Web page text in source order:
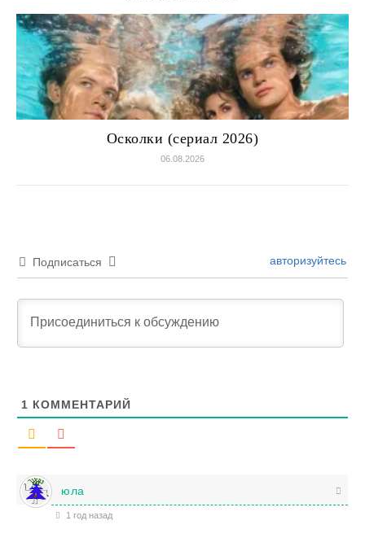
Осколки (сериал 2026)
06.08.2026
Подписаться авторизуйтесь
1 КОММЕНТАРИЙ
юла
1 год назад